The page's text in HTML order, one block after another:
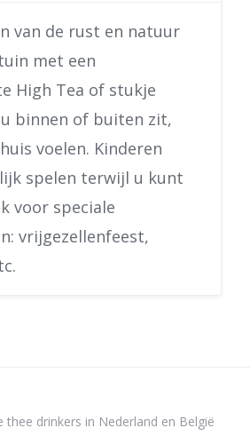
van de rust en natuur
met een
High Tea of stukje
binnen of buiten zit,
voelen. Kinderen
spelen terwijl u kunt
voor speciale
vrijgezellenfeest,
thee drinkers in Nederland en België